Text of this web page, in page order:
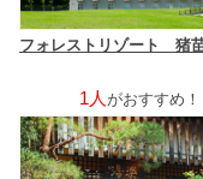
1人 がおすすめ！